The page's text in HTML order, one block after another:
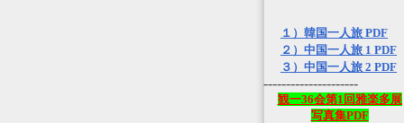
１）韓国一人旅 PDF
２）中国一人旅 1 PDF
３）中国一人旅 2 PDF
---------------------
観一36会第1回雅楽多展
写真集PDF